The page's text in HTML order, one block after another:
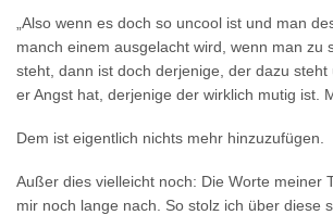
„Also wenn es doch so uncool ist und man
manch einem ausgelacht wird, wenn man zu
steht, dann ist doch derjenige, der dazu steht
er Angst hat, derjenige der wirklich mutig ist.
Dem ist eigentlich nichts mehr hinzuzufügen.
Außer dies vielleicht noch: Die Worte meiner
mir noch lange nach. So stolz ich über diese